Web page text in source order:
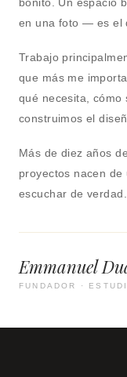
en una foto — es el
Trabajo
que más me
qué necesita, cómo
construimos el
Más de diez años
proyectos nacen
escuchar de verdad.
Emmanuel
FUNDADOR ·